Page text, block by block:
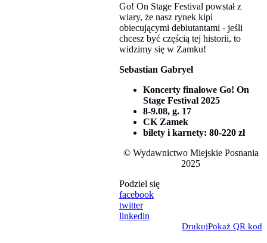
Go! On Stage Festival powstał z
wiary, że nasz rynek kipi
obiecującymi debiutantami - jeśli
chcesz być częścią tej historii, to
widzimy się w Zamku!
Sebastian Gabryel
Koncerty finałowe Go! On
Stage Festival 2025
8-9.08, g. 17
CK Zamek
bilety i karnety: 80-220 zł
© Wydawnictwo Miejskie Posnania
2025
Podziel się
facebook
twitter
linkedin
DrukujPokaż QR kod